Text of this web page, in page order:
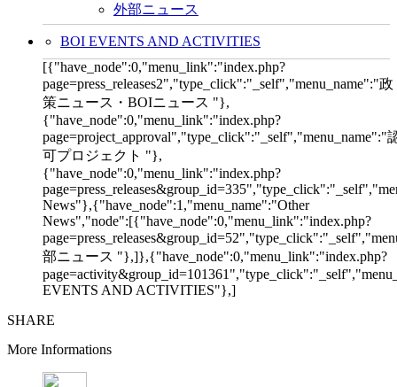
外部ニュース
BOI EVENTS AND ACTIVITIES
[{"have_node":0,"menu_link":"index.php?
page=press_releases2","type_click":"_self","menu_name":"政
策ニュース・BOIニュース "},
{"have_node":0,"menu_link":"index.php?
page=project_approval","type_click":"_self","menu_name":"
可プロジェクト "},
{"have_node":0,"menu_link":"index.php?
News"},{"have_node":1,"menu_name":"Other
News","node":[{"have_node":0,"menu_link":"index.php?
部ニュース "},]},{"have_node":0,"menu_link":"index.php?
EVENTS AND ACTIVITIES"},]
SHARE
More Informations